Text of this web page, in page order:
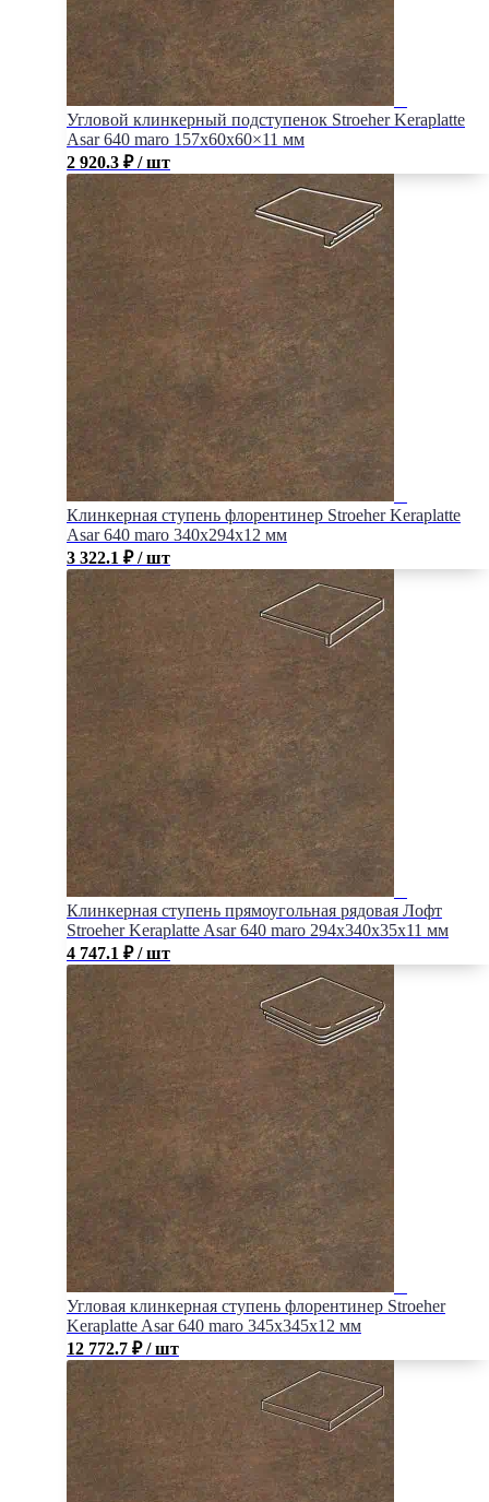
Угловой клинкерный подступенок Stroeher Keraplatte
Asar 640 maro 157х60х60×11 мм
2 920.3 ₽ / шт
Клинкерная ступень флорентинер Stroeher Keraplatte
Asar 640 maro 340x294x12 мм
3 322.1 ₽ / шт
Клинкерная ступень прямоугольная рядовая Лофт
Stroeher Keraplatte Asar 640 maro 294х340х35х11 мм
4 747.1 ₽ / шт
Угловая клинкерная ступень флорентинер Stroeher
Keraplatte Asar 640 maro 345x345x12 мм
12 772.7 ₽ / шт